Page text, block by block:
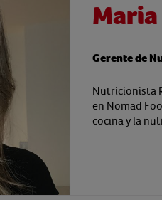
Gerente de
Nutricionista
en Nomad
cocina y la